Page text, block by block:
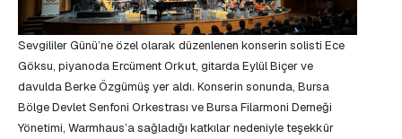
Sevgililer Günü’ne özel olarak düzenlenen konserin solisti Ece
Göksu, piyanoda Ercüment Orkut, gitarda Eylül Biçer ve
davulda Berke Özgümüş yer aldı. Konserin sonunda, Bursa
Bölge Devlet Senfoni Orkestrası ve Bursa Filarmoni Derneği
Yönetimi, Warmhaus’a sağladığı katkılar nedeniyle teşekkür